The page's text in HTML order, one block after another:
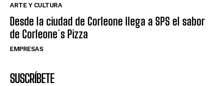
ARTE Y CULTURA
Desde la ciudad de Corleone llega a SPS el sabor
de Corleone´s Pizza
EMPRESAS
SUSCRÍBETE